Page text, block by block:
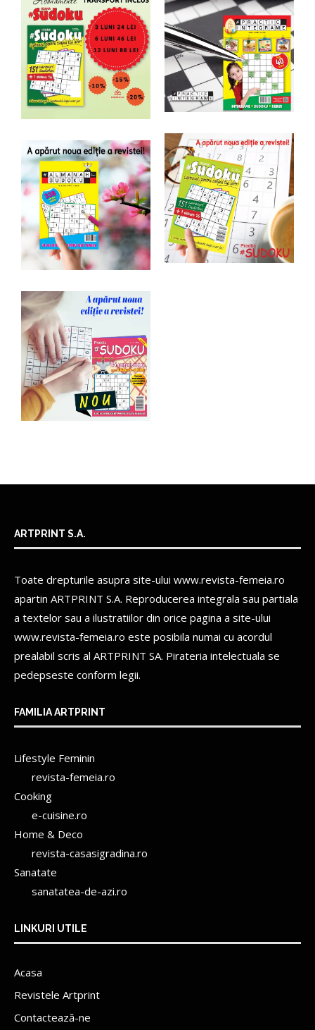
ARTPRINT S.A.
Toate drepturile asupra site-ului www.revista-femeia.ro
apartin ARTPRINT S.A. Reproducerea integrala sau partiala
a textelor sau a ilustratiilor din orice pagina a site-ului
www.revista-femeia.ro este posibila numai cu acordul
prealabil scris al ARTPRINT SA. Pirateria intelectuala se
pedepseste conform legii.
FAMILIA ARTPRINT
Lifestyle Feminin
revista-femeia.ro
Cooking
e-cuisine.ro
Home & Deco
revista-casasigradina.ro
Sanatate
sanatatea-de-azi.ro
LINKURI UTILE
Acasa
Revistele Artprint
Contactează-ne